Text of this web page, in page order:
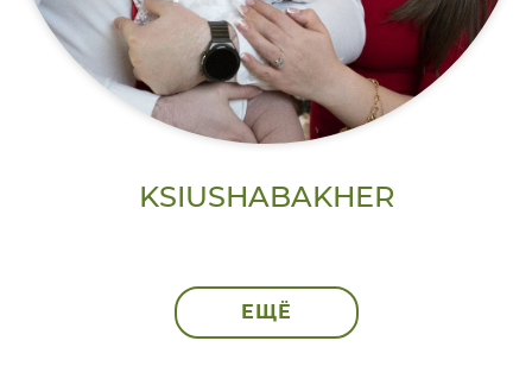
KSIUSHABAKHER
ЕЩЁ